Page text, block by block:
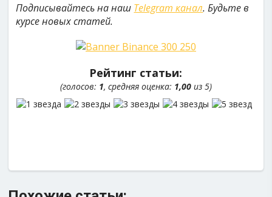
Подписывайтесь на наш Telegram канал. Будьте в
курсе новых статей.
Рейтинг статьи:
(голосов: 1, средняя оценка: 1,00из 5)